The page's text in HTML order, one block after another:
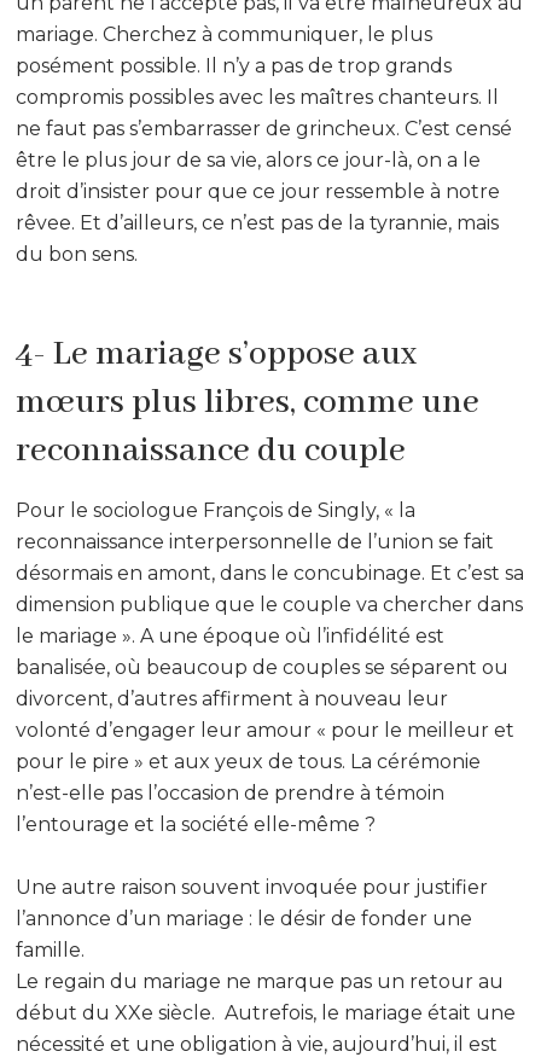
mariage. Cherchez à communiquer, le plus
posément possible. Il n’y a pas de trop grands
compromis possibles avec les maîtres chanteurs. Il
ne faut pas s’embarrasser de grincheux. C’est censé
être le plus jour de sa vie, alors ce jour-là, on a le
droit d’insister pour que ce jour ressemble à notre
rêvee. Et d’ailleurs, ce n’est pas de la tyrannie, mais
du bon sens.
4- Le mariage s’oppose aux
mœurs plus libres, comme une
reconnaissance du couple
Pour le sociologue François de Singly, « la
reconnaissance interpersonnelle de l’union se fait
désormais en amont, dans le concubinage. Et c’est sa
dimension publique que le couple va chercher dans
le mariage ». A une époque où l’infidélité est
banalisée, où beaucoup de couples se séparent ou
divorcent, d’autres affirment à nouveau leur
volonté d’engager leur amour « pour le meilleur et
pour le pire » et aux yeux de tous. La cérémonie
n’est-elle pas l’occasion de prendre à témoin
l’entourage et la société elle-même ?
Une autre raison souvent invoquée pour justifier
l’annonce d’un mariage : le désir de fonder une
famille.
Le regain du mariage ne marque pas un retour au
début du XXe siècle. Autrefois, le mariage était une
nécessité et une obligation à vie, aujourd’hui, il est